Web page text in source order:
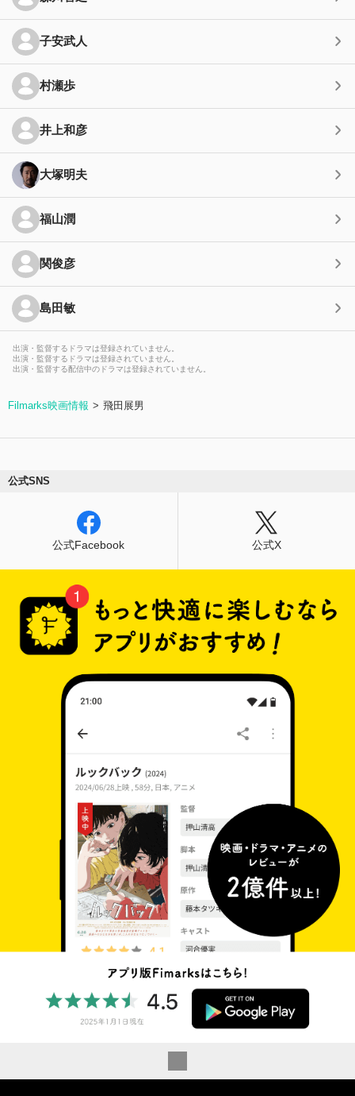
子安武人
村瀬歩
井上和彦
大塚明夫
福山潤
関俊彦
島田敏
出演・監督するドラマは登録されていません。
出演・監督するドラマは登録されていません。
出演・監督する配信中のドラマは登録されていません。
Filmarks映画情報 飛田展男
公式SNS
公式Facebook 公式X